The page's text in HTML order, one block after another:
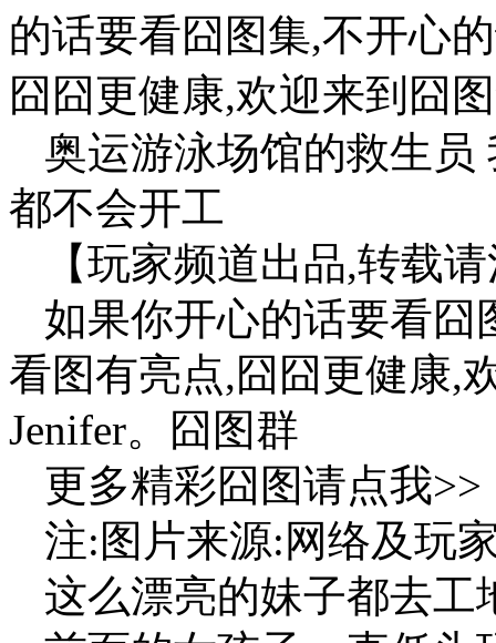
的话要看囧图集,不开心
囧囧更健康,欢迎来到囧
奥运游泳场馆的救生员
都不会开工
【玩家频道出品,转载
如果你开心的话要看囧
看图有亮点,囧囧更健康,
Jenifer。囧图群
更多精彩囧图请点我>>
注:图片来源:网络及玩
这么漂亮的妹子都去工